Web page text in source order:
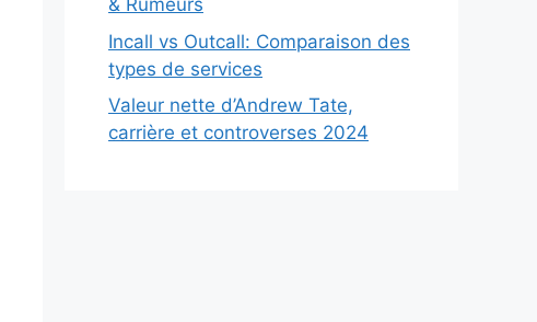
& Rumeurs
Incall vs Outcall: Comparaison des
types de services
Valeur nette d’Andrew Tate,
carrière et controverses 2024